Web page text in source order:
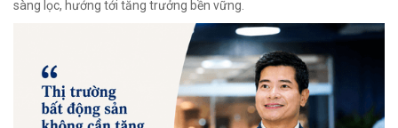
sàng lọc, hướng tới tăng trưởng bền vững.